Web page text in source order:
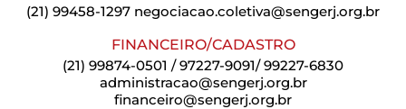
(21) 99458-1297 negociacao.coletiva@sengerj.org.br
FINANCEIRO/CADASTRO
(21) 99874-0501 / 97227-9091/ 99227-6830
administracao@sengerj.org.br
financeiro@sengerj.org.br